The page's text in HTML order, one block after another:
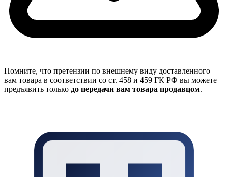
Помните, что претензии по внешнему виду доставленного
вам товара в соответствии со ст. 458 и 459 ГК РФ вы можете
предъявить только до передачи вам товара продавцом.